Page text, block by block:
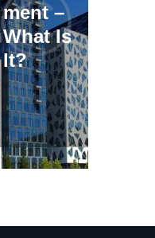
ment –
What Is
It?